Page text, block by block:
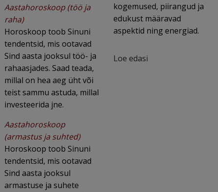
Aastahoroskoop (töö ja
raha)
Horoskoop toob Sinuni
tendentsid, mis ootavad
Sind aasta jooksul töö- ja
rahaasjades. Saad teada,
millal on hea aeg üht või
teist sammu astuda, millal
investeerida jne.
Aastahoroskoop
(armastus ja suhted)
Horoskoop toob Sinuni
tendentsid, mis ootavad
Sind aasta jooksul
armastuse ja suhete
kogemused, piirangud ja
edukust määravad
aspektid ning energiad.
Loe edasi